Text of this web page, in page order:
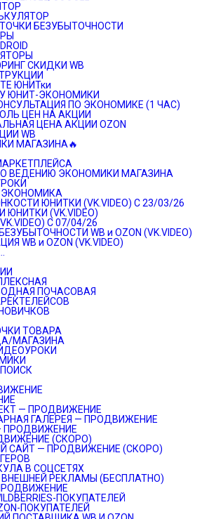
БЕЗУБЫТОЧНОСТИ
СКИДКИ WB
ЮНИТки
ЮНИТ-ЭКОНОМИКИ
ПО ЭКОНОМИКЕ (1 ЧАС)
ЦЕН НА АКЦИИ
ЦЕНА АКЦИИ OZON
WB
МАГАЗИНА🔥
ВЕДЕНИЮ ЭКОНОМИКИ МАГАЗИНА
ЭКОНОМИКА
ЮНИТКИ (VK.VIDEO) C 23/03/26
ЮНИТКИ (VK.VIDEO)
C 07/04/26
WB и OZON (VK.VIDEO)
WB и OZON (VK.VIDEO)
ПОЧАСОВАЯ
ТОВАРА
МАГАЗИНА
— ПРОДВИЖЕНИЕ
ГАЛЕРЕЯ — ПРОДВИЖЕНИЕ
ПРОДВИЖЕНИЕ
(СКОРО)
САЙТ — ПРОДВИЖЕНИЕ (СКОРО)
В СОЦСЕТЯХ
ВНЕШНЕЙ РЕКЛАМЫ (БЕСПЛАТНО)
ПОКУПАТЕЛЕЙ
ПОКУПАТЕЛЕЙ